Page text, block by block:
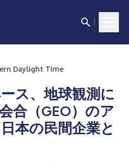
Daylight Time
ス、地球観測に
合（GEO）のア
本の民間企業と